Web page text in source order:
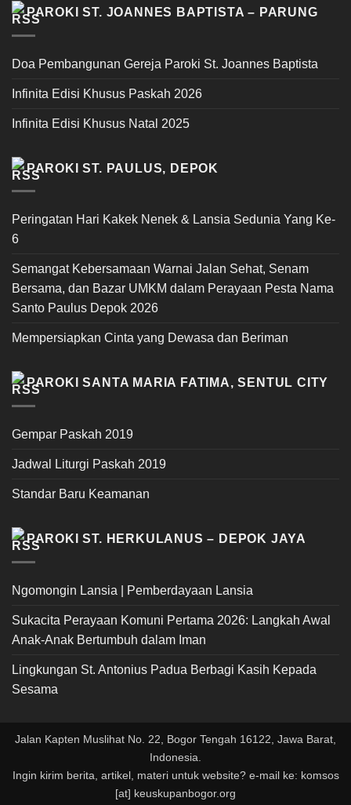
PAROKI ST. JOANNES BAPTISTA – PARUNG
Doa Pembangunan Gereja Paroki St. Joannes Baptista
Infinita Edisi Khusus Paskah 2026
Infinita Edisi Khusus Natal 2025
PAROKI ST. PAULUS, DEPOK
Peringatan Hari Kakek Nenek & Lansia Sedunia Yang Ke-
6
Semangat Kebersamaan Warnai Jalan Sehat, Senam
Bersama, dan Bazar UMKM dalam Perayaan Pesta Nama
Santo Paulus Depok 2026
Mempersiapkan Cinta yang Dewasa dan Beriman
PAROKI SANTA MARIA FATIMA, SENTUL CITY
Gempar Paskah 2019
Jadwal Liturgi Paskah 2019
Standar Baru Keamanan
PAROKI ST. HERKULANUS – DEPOK JAYA
Ngomongin Lansia | Pemberdayaan Lansia
Sukacita Perayaan Komuni Pertama 2026: Langkah Awal
Anak-Anak Bertumbuh dalam Iman
Lingkungan St. Antonius Padua Berbagi Kasih Kepada
Sesama
Jalan Kapten Muslihat No. 22, Bogor Tengah 16122, Jawa Barat,
Indonesia.
Ingin kirim berita, artikel, materi untuk website? e-mail ke: komsos
[at] keuskupanbogor.org